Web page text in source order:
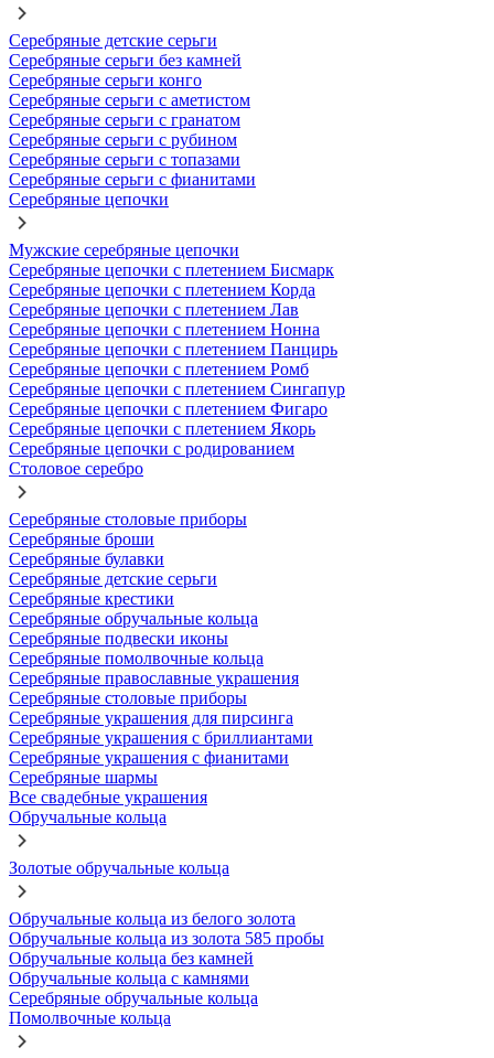
Серебряные детские серьги
Серебряные серьги без камней
Серебряные серьги конго
Серебряные серьги с аметистом
Серебряные серьги с гранатом
Серебряные серьги с рубином
Серебряные серьги с топазами
Серебряные серьги с фианитами
Серебряные цепочки
Мужские серебряные цепочки
Серебряные цепочки с плетением Бисмарк
Серебряные цепочки с плетением Корда
Серебряные цепочки с плетением Лав
Серебряные цепочки с плетением Нонна
Серебряные цепочки с плетением Панцирь
Серебряные цепочки с плетением Ромб
Серебряные цепочки с плетением Сингапур
Серебряные цепочки с плетением Фигаро
Серебряные цепочки с плетением Якорь
Серебряные цепочки с родированием
Столовое серебро
Серебряные столовые приборы
Серебряные броши
Серебряные булавки
Серебряные детские серьги
Серебряные крестики
Серебряные обручальные кольца
Серебряные подвески иконы
Серебряные помолвочные кольца
Серебряные православные украшения
Серебряные столовые приборы
Серебряные украшения для пирсинга
Серебряные украшения с бриллиантами
Серебряные украшения с фианитами
Серебряные шармы
Все свадебные украшения
Обручальные кольца
Золотые обручальные кольца
Обручальные кольца из белого золота
Обручальные кольца из золота 585 пробы
Обручальные кольца без камней
Обручальные кольца с камнями
Серебряные обручальные кольца
Помолвочные кольца